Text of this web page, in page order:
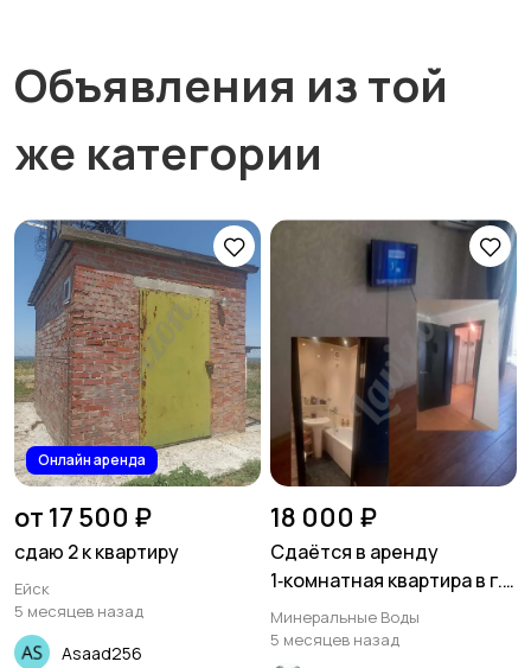
Объявления из той
же категории
Онлайн аренда
от 17 500 ₽
сдаю 2 к квартиру
Ейск
5 месяцев назад
Asaad256
18 000 ₽
Сдаётся в аренду
1‑комнатная квартира в г.
Минеральные Воды (1‑й
микрорайон)
Минеральные Воды
5 месяцев назад